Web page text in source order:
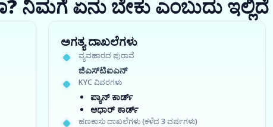
ನಿಮಗೆ ಏನು ಬೇಕು ಎಂಬುದು ಇಲ್ಲಿದೆ
ಅಗತ್ಯ ದಾಖಲೆಗಳು
ವ್ಯವಹಾರದ ಪುರಾವೆ
ಜಿಎಸ್‍ಟಿಐಎನ್
KYC ವಿವರಗಳು
ಪ್ಯಾನ್ ಕಾರ್ಡ್
ಆಧಾರ್ ಕಾರ್ಡ್
ಹಣಕಾಸು ದಾಖಲೆಗಳು (ಕಳೆದ 3 ವರ್ಷಗಳು)